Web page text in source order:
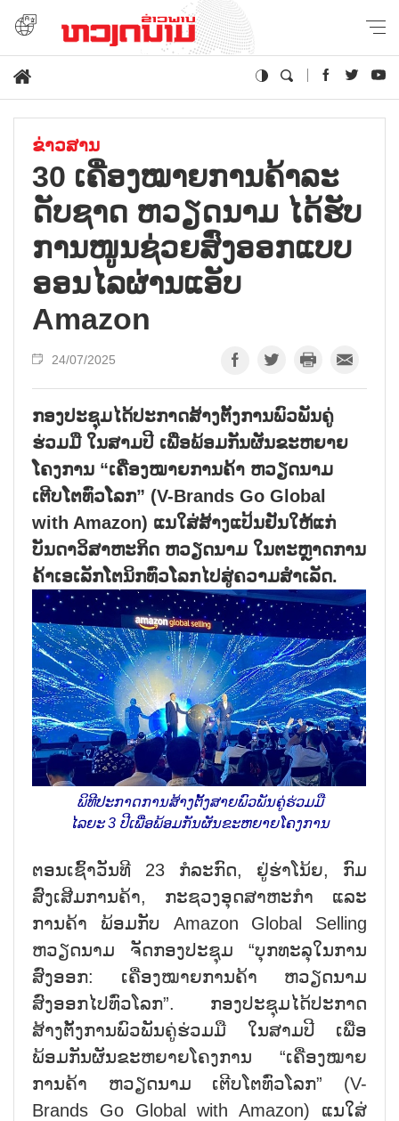
ຂ່າວສານ
30 ເຄື່ອງ​ໝາຍ​ການ​ຄ້າລະ​
ດັບ​ຊາດ ຫວຽດ​ນາມ ໄດ້​ຮັບ​
ການ​ໜູນ​ຊ່ວຍ​ສົ່ງ​ອອກ​ແບບ​
ອອນ​ໄລ​ຜ່ານ​ແອັບ
Amazon
24/07/2025
ກອງປະຊຸມໄດ້ປະກາດສ້າງຕັ້ງການພົວພັນຄູ່
ຮ່ວມມື ໃນສາມປີ ເພື່ອພ້ອມກັນຜັນຂະຫຍາຍ
ໂຄງການ “ເຄື່ອງໝາຍການຄ້າ ຫວຽດນາມ
ເຕີບໂຕທົ່ວໂລກ” (V-Brands Go Global
with Amazon) ແນໃສ່ສ້າງແປ້ນຢັນໃຫ້ແກ່
ບັນດາວິສາຫະກິດ ຫວຽດນາມ ໃນຕະຫຼາດການ
ຄ້າເອເລັກໂຕນິກທົ່ວໂລກໄປສູ່ຄວາມສຳເລັດ.
ພິທີປະກາດການສ້າງຕັ້ງສາຍພົວພັນຄູ່ຮ່ວມມື
ໄລຍະ 3 ປີເພື່ອພ້ອມກັນຜັນຂະຫຍາຍໂຄງການ
ຕອນເຊົ້າວັນທີ 23 ກໍລະກົດ, ຢູ່ຮ່າໂນ້ຍ, ກົມ
ສົ່ງເສີມການຄ້າ, ກະຊວງອຸດສາຫະກຳ ແລະ
ການຄ້າ ພ້ອມກັບ Amazon Global Selling
ຫວຽດນາມ ຈັດກອງປະຊຸມ “ບຸກທະລຸໃນການ
ສົ່ງອອກ: ເຄື່ອງໝາຍການຄ້າ ຫວຽດນາມ
ສົ່ງອອກໄປທົ່ວໂລກ”. ກອງປະຊຸມໄດ້ປະກາດ
ສ້າງຕັ້ງການພົວພັນຄູ່ຮ່ວມມື ໃນສາມປີ ເພື່ອ
ພ້ອມກັນຜັນຂະຫຍາຍໂຄງການ “ເຄື່ອງໝາຍ
ການຄ້າ ຫວຽດນາມ ເຕີບໂຕທົ່ວໂລກ” (V-
Brands Go Global with Amazon) ແນໃສ່